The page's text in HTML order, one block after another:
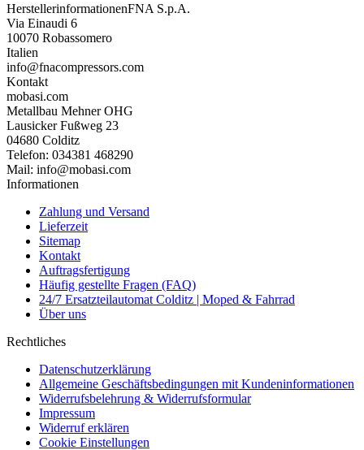
HerstellerinformationenFNA S.p.A.
Via Einaudi 6
10070 Robassomero
Italien
info@fnacompressors.com
Kontakt
mobasi.com
Metallbau Mehner OHG
Lausicker Fußweg 23
04680 Colditz
Telefon: 034381 468290
Mail: info@mobasi.com
Informationen
Zahlung und Versand
Lieferzeit
Sitemap
Kontakt
Auftragsfertigung
Häufig gestellte Fragen (FAQ)
24/7 Ersatzteilautomat Colditz | Moped & Fahrrad
Über uns
Rechtliches
Datenschutzerklärung
Allgemeine Geschäftsbedingungen mit Kundeninformationen
Widerrufsbelehrung & Widerrufsformular
Impressum
Widerruf erklären
Cookie Einstellungen